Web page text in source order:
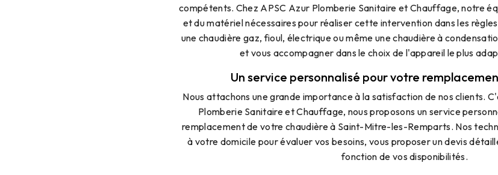
compétents. Chez APSC Azur Plomberie Sanitaire et Chauffage, notre
et du matériel nécessaires pour réaliser cette intervention dans les
une chaudière gaz, fioul, électrique ou même une chaudière à
et vous accompagner dans le choix de l'appareil le plus
Un service personnalisé pour votre
Nous attachons une grande importance à la satisfaction de nos clients.
Plomberie Sanitaire et Chauffage, nous proposons un service
remplacement de votre chaudière à Saint-Mitre-les-Remparts. Nos
à votre domicile pour évaluer vos besoins, vous proposer un devis
fonction de vos disponibilités.